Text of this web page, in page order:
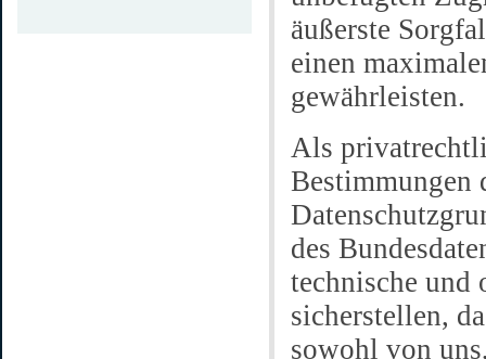
äußerste
einen
gewährleisten.
Als
Bestimmungen
des
technische und
sicherstellen,
sowohl von